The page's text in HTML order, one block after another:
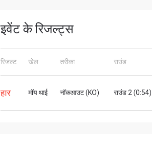
इवेंट के रिजल्ट्स
रिजल्ट खेल तरीका राउंड
हार मॉय थाई नॉकआउट (KO) राउंड 2 (0:54)
ईमेल